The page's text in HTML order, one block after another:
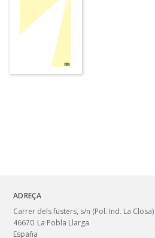
ADREÇA
Carrer dels fusters, s/n (Pol. Ind. La Closa)
46670 La Pobla Llarga
España